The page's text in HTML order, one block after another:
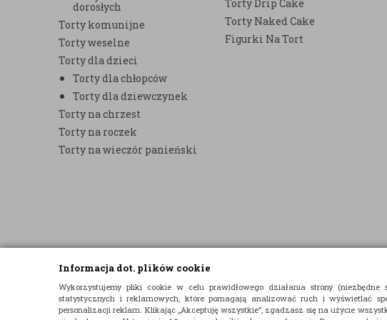
Informacja dot. plików cookie
Wykorzystujemy pliki cookie w celu prawidłowego działania strony
statystycznych i reklamowych, które pomagają analizować ruch i wyświetlać
personalizacji reklam. Klikając „Akceptuję wszystkie”, zgadzasz się na użycie
dorosłych
Torty komunijne
Torty weselne
Torty dla dzieci
Torty dla chłopców
Torty dla dziewczynek
Torty na chrzest
Torty na roczek
Torty na wieczór panieński
Torty Drip Cake
Torty Naked Cake
Figurki Na Tort
© 2015 E-TORT.PL - WSZELKIE PRAWA ZASTRZEŻONE
PROJEKT I OPROGRAMOWANIE SKLEPU:EBEXO